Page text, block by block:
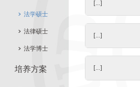
法学硕士
法律硕士
法学博士
培养方案
[...]
[...]
[...]